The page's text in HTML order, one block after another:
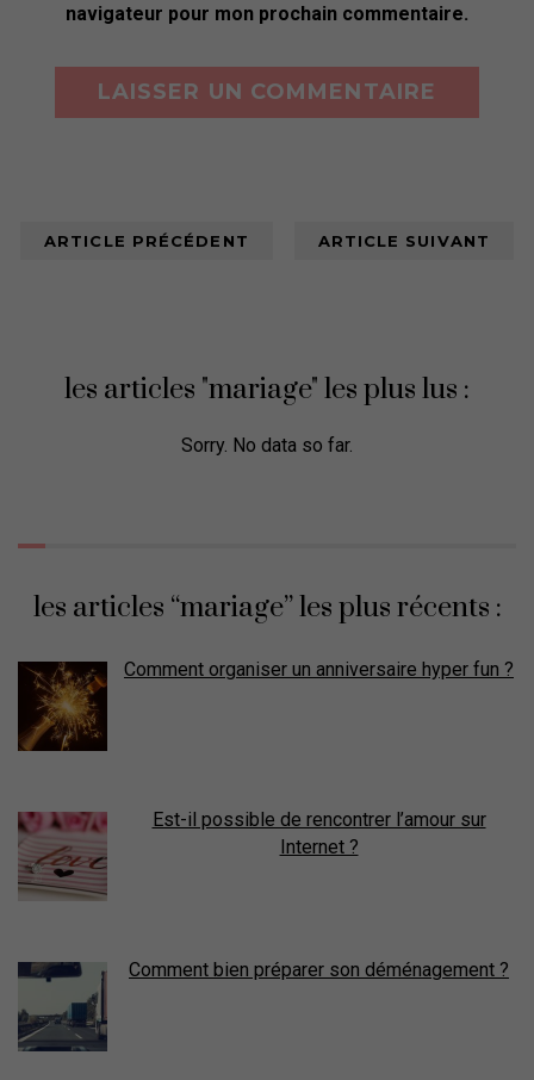
navigateur pour mon prochain commentaire.
ARTICLE PRÉCÉDENT ARTICLE SUIVANT
les articles "mariage" les plus lus :
Sorry. No data so far.
les articles “mariage” les plus récents :
Comment organiser un anniversaire hyper fun ?
Est-il possible de rencontrer l’amour sur
Internet ?
Comment bien préparer son déménagement ?